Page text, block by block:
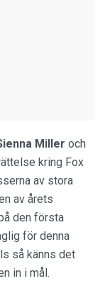
Miller och
kring Fox
av stora
av årets
den första
för denna
så känns det
in i mål.